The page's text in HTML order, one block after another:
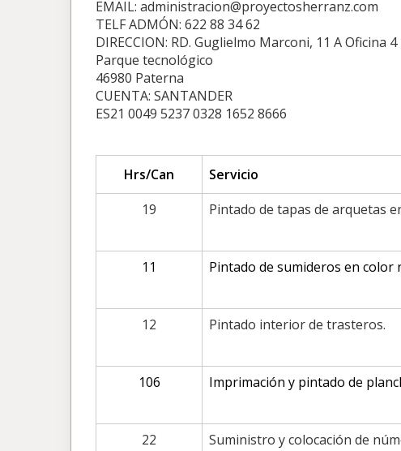
EMAIL: administracion@proyectosherranz.com
TELF ADMÓN: 622 88 34 62
DIRECCION: RD. Guglielmo Marconi, 11 A Oficina 4
Parque tecnológico
46980 Paterna
CUENTA: SANTANDER
ES21 0049 5237 0328 1652 8666
Hrs/Can Servicio
19
Pintado de tapas de arquetas
11 Pintado de sumideros en color
12 Pintado interior de trasteros.
106 Imprimación y pintado de
22 Suministro y colocación de